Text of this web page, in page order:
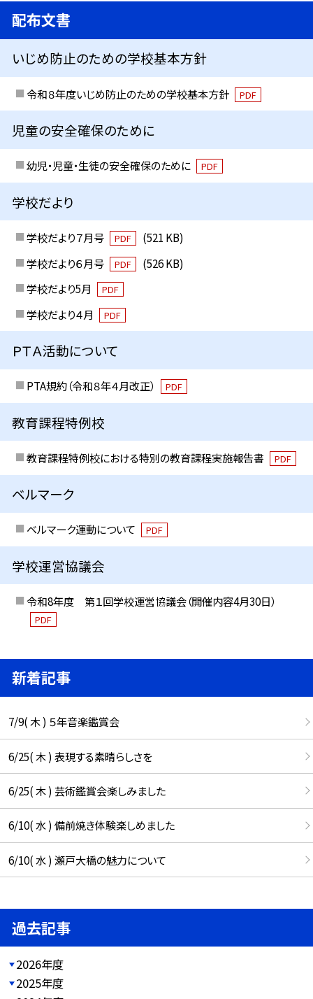
配布文書
いじめ防止のための学校基本方針
令和８年度いじめ防止のための学校基本方針 PDF
児童の安全確保のために
幼児・児童・生徒の安全確保のために PDF
学校だより
学校だより７月号 PDF
(521 KB)
学校だより６月号
PDF
(526 KB)
学校だより5月
PDF
学校だより４月 PDF
ＰＴＡ活動について
PTA規約（令和８年４月改正） PDF
教育課程特例校
教育課程特例校における特別の教育課程実施報告書 PDF
ベルマーク
ベルマーク運動について PDF
学校運営協議会
令和8年度 第１回学校運営協議会（開催内容4月30日）
PDF
新着記事
7/9( 木 ) ５年音楽鑑賞会
6/25( 木 ) 表現する素晴らしさを
6/25( 木 ) 芸術鑑賞会楽しみました
6/10( 水 ) 備前焼き体験楽しめました
6/10( 水 ) 瀬戸大橋の魅力について
過去記事
2026年度
2025年度